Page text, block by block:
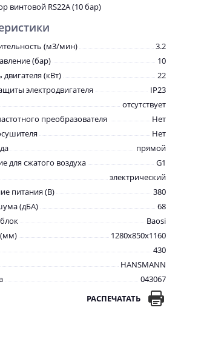
винтовой RS22А (10 бар)
(м3/мин)
3.2
(бар)
10
(кВт)
22
электродвигателя
IP23
отсутствует
преобразователя
Нет
Нет
прямой
для сжатого воздуха
G1
электрический
питания (В)
380
(дБА)
68
Baosi
1280x850x1160
430
HANSMANN
043067
РАСПЕЧАТАТЬ